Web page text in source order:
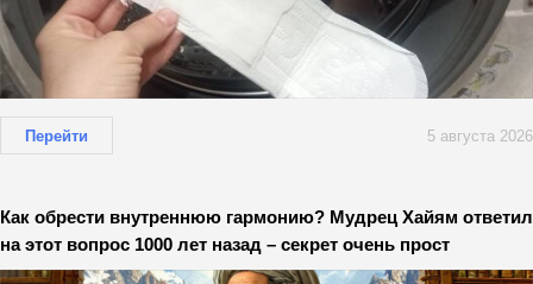
Перейти 5 августа 2026
Как обрести внутреннюю гармонию? Мудрец Хайям ответил
на этот вопрос 1000 лет назад – секрет очень прост